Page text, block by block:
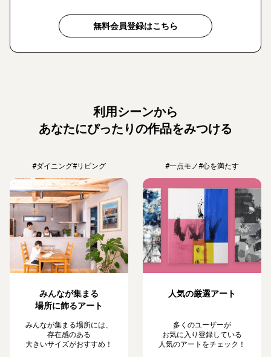
無料会員登録はこちら
利用シーンから
あなたにぴったりの作品をみつける
#ダイニング#リビング
みんなが集まる
場所に飾るアート
みんなが集まる場所には、
存在感のある
大きいサイズがおすすめ！
#一点モノ#心を満たす
人気の厳選アート
多くのユーザーが
お気に入り登録している
人気のアートをチェック！